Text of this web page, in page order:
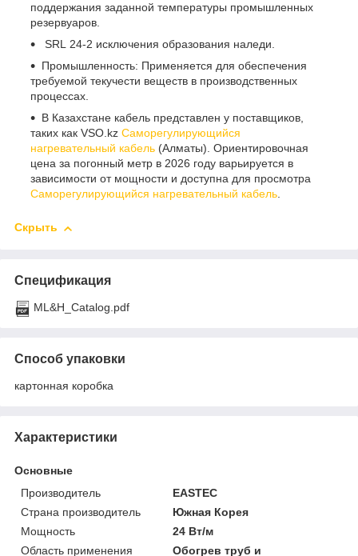
поддержания заданной температуры промышленных
резервуаров.
SRL 24-2 исключения образования наледи.
Промышленность: Применяется для обеспечения
требуемой текучести веществ в производственных
процессах.
В Казахстане кабель представлен у поставщиков,
таких как VSO.kz Саморегулирующийся
нагревательный кабель (Алматы). Ориентировочная
цена за погонный метр в 2026 году варьируется в
зависимости от мощности и доступна для просмотра
Саморегулирующийся нагревательный кабель.
Скрыть
Спецификация
ML&H_Catalog.pdf
Способ упаковки
картонная коробка
Характеристики
Основные
Производитель
EASTEC
Страна производитель
Южная Корея
Мощность
24 Вт/м
Область применения
Обогрев труб и